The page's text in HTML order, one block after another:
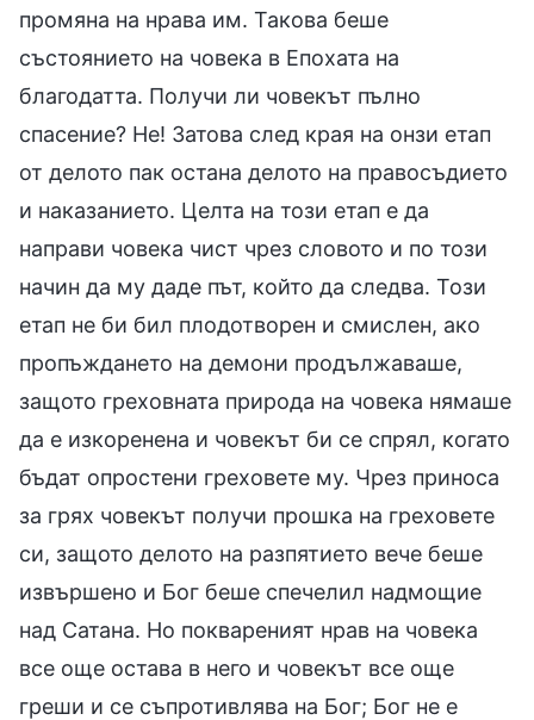
промяна на нрава им. Такова беше
състоянието на човека в Епохата на
благодатта. Получи ли човекът пълно
спасение? Не! Затова след края на онзи етап
от делото пак остана делото на правосъдието
и наказанието. Целта на този етап е да
направи човека чист чрез словото и по този
начин да му даде път, който да следва. Този
етап не би бил плодотворен и смислен, ако
пропъждането на демони продължаваше,
защото греховната природа на човека нямаше
да е изкоренена и човекът би се спрял, когато
бъдат опростени греховете му. Чрез приноса
за грях човекът получи прошка на греховете
си, защото делото на разпятието вече беше
извършено и Бог беше спечелил надмощие
над Сатана. Но поквареният нрав на човека
все още остава в него и човекът все още
греши и се съпротивлява на Бог; Бог не е